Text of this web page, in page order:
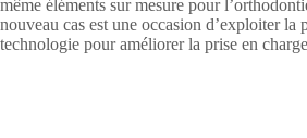
même éléments sur mesure pour
nouveau cas est une occasion d’exploiter la
technologie pour améliorer la prise en